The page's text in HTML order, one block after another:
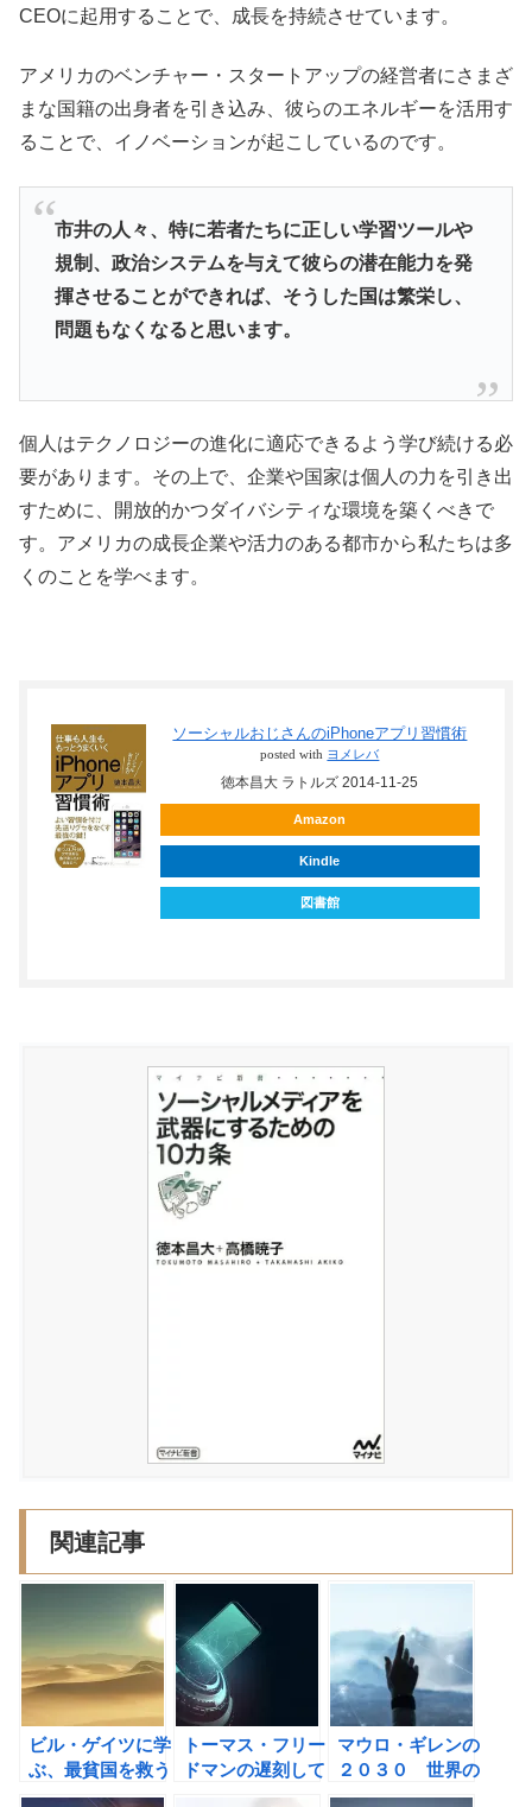
CEOに起用することで、成長を持続させています。
アメリカのベンチャー・スタートアップの経営者にさまざ
まな国籍の出身者を引き込み、彼らのエネルギーを活用す
ることで、イノベーションが起こしているのです。
市井の人々、特に若者たちに正しい学習ツールや
規制、政治システムを与えて彼らの潜在能力を発
揮させることができれば、そうした国は繁栄し、
問題もなくなると思います。
個人はテクノロジーの進化に適応できるよう学び続ける必
要があります。その上で、企業や国家は個人の力を引き出
すために、開放的かつダイバシティな環境を築くべきで
す。アメリカの成長企業や活力のある都市から私たちは多
くのことを学べます。
ソーシャルおじさんのiPhoneアプリ習慣術
posted with ヨメレバ
徳本昌大 ラトルズ 2014-11-25
Amazon
Kindle
図書館
関連記事
ビル・ゲイツに学
ぶ、最貧国を救う
シンプルな方法
トーマス・フリー
ドマンの遅刻して
くれて、ありがと
マウロ・ギレンの
２０３０ 世界の
大変化を「水平思